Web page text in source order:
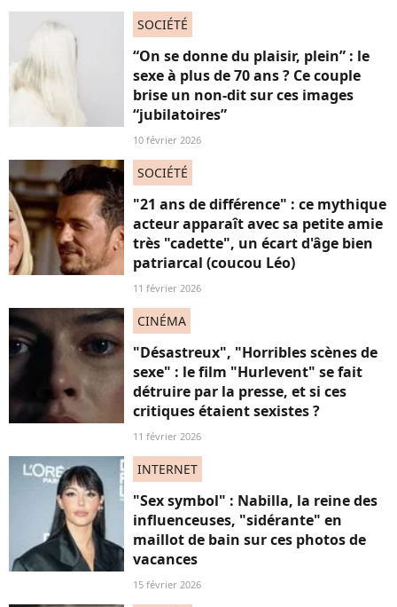
SOCIÉTÉ
“On se donne du plaisir, plein” : le
sexe à plus de 70 ans ? Ce couple
brise un non-dit sur ces images
“jubilatoires”
10 février 2026
SOCIÉTÉ
"21 ans de différence" : ce mythique
acteur apparaît avec sa petite amie
très "cadette", un écart d'âge bien
patriarcal (coucou Léo)
11 février 2026
CINÉMA
"Désastreux", "Horribles scènes de
sexe" : le film "Hurlevent" se fait
détruire par la presse, et si ces
critiques étaient sexistes ?
11 février 2026
INTERNET
"Sex symbol" : Nabilla, la reine des
influenceuses, "sidérante" en
maillot de bain sur ces photos de
vacances
15 février 2026